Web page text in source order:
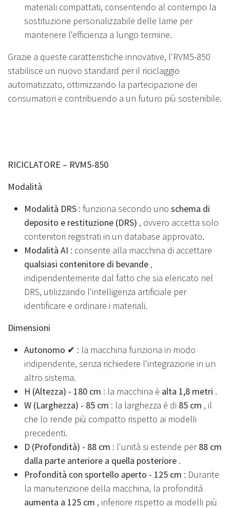
materiali compattati, consentendo al contempo la
sostituzione personalizzabile delle lame per
mantenere l'efficienza a lungo termine.
Grazie a queste caratteristiche innovative, l'RVM5-850
stabilisce un nuovo standard per il riciclaggio
automatizzato, ottimizzando la partecipazione dei
consumatori e contribuendo a un futuro più sostenibile.
RICICLATORE – RVM5-850
Modalità
Modalità DRS : funziona secondo uno schema di
deposito e restituzione (DRS) , ovvero accetta solo
contenitori registrati in un database approvato.
Modalità AI : consente alla macchina di accettare
qualsiasi contenitore di bevande ,
indipendentemente dal fatto che sia elencato nel
DRS, utilizzando l'intelligenza artificiale per
identificare e ordinare i materiali.
Dimensioni
Autonomo ✔ : la macchina funziona in modo
indipendente, senza richiedere l'integrazione in un
altro sistema.
H (Altezza) - 180 cm : la macchina è alta 1,8 metri .
W (Larghezza) - 85 cm : la larghezza è di 85 cm , il
che lo rende più compatto rispetto ai modelli
precedenti.
D (Profondità) - 88 cm : l'unità si estende per88 cm
dalla parte anteriore a quella posteriore .
Profondità con sportello aperto - 125 cm : Durante
la manutenzione della macchina, la profondità
aumenta a 125 cm , inferiore rispetto ai modelli più